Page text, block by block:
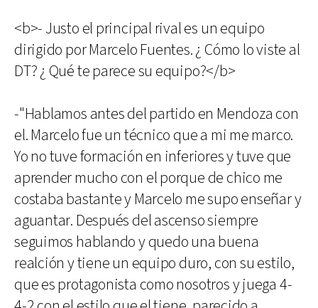
<b>- Justo el principal rival es un equipo
dirigido por Marcelo Fuentes. ¿ Cómo lo viste al
DT? ¿ Qué te parece su equipo?</b>
-"Hablamos antes del partido en Mendoza con
el. Marcelo fue un técnico que a mi me marco.
Yo no tuve formación en inferiores y tuve que
aprender mucho con el porque de chico me
costaba bastante y Marcelo me supo enseñar y
aguantar. Después del ascenso siempre
seguimos hablando y quedo una buena
realción y tiene un equipo duro, con su estilo,
que es protagonista como nosotros y juega 4-